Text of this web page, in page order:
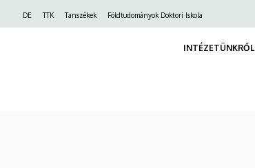
FelsőDE TTK Tanszékek Földtudományok Doktori Iskola
INTÉZETÜNKRŐL